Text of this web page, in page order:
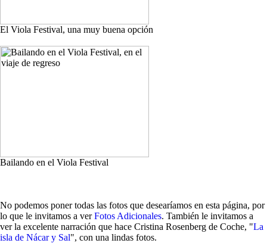
El Viola Festival, una muy buena opción
Bailando en el Viola Festival
No podemos poner todas las fotos que desearíamos en esta página, por
lo que le invitamos a verFotos Adicionales. También le invitamos a
ver la excelente narración que hace Cristina Rosenberg de Coche, "La
isla de Nácar y Sal", con una lindas fotos.